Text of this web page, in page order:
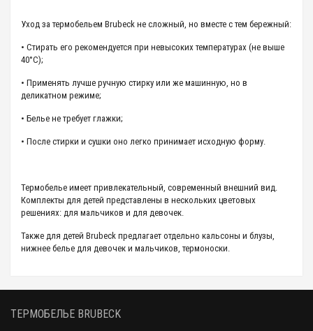
Уход за термобельем Brubeck не сложный, но вместе с тем бережный:
• Стирать его рекомендуется при невысоких температурах (не выше
40°С);
• Применять лучше ручную стирку или же машинную, но в
деликатном режиме;
• Белье не требует глажки;
• После стирки и сушки оно легко принимает исходную форму.
Термобелье имеет привлекательный, современный внешний вид.
Комплекты для детей представлены в нескольких цветовых
решениях: для мальчиков и для девочек.
Также для детей Brubeck предлагает отдельно кальсоны и блузы,
нижнее белье для девочек и мальчиков, термоноски.
ТЕРМОБЕЛЬЕ BRUBECK